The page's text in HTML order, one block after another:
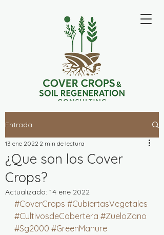
Entrada
¿Que son los Cover
Crops?
13 ene 2022 2 min de lectura
Actualizado: 14 ene 2022
#CoverCrops #CubiertasVegetales
#CultivosdeCobertera #ZueloZano
#Sg2000 #GreenManure